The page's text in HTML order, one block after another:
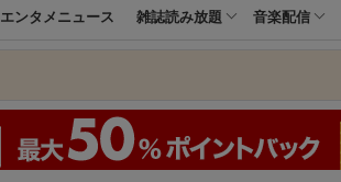
エンタメニュース 雑誌読み放題 音楽配信